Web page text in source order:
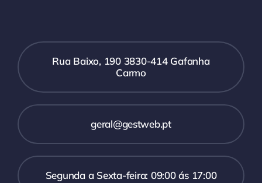
Rua Baixo, 190 3830-414 Gafanha
Carmo
geral@gestweb.pt
Segunda a Sexta-feira: 09:00 ás 17:00